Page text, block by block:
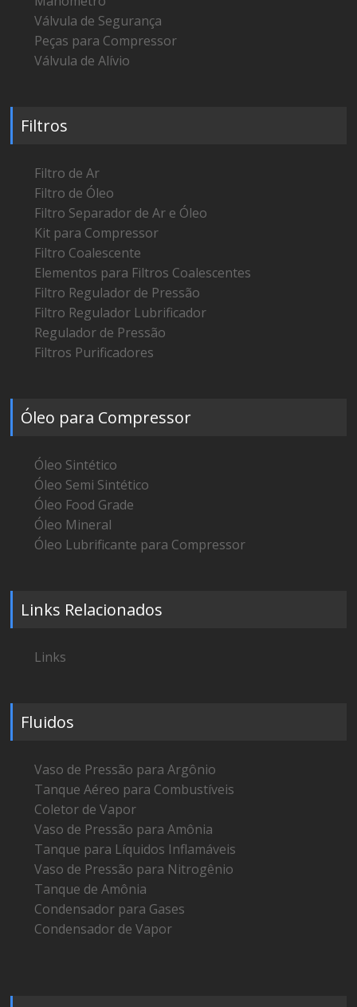
Válvula de Segurança
Peças para Compressor
Válvula de Alívio
Filtros
Filtro de Ar
Filtro de Óleo
Filtro Separador de Ar e Óleo
Kit para Compressor
Filtro Coalescente
Elementos para Filtros Coalescentes
Filtro Regulador de Pressão
Filtro Regulador Lubrificador
Regulador de Pressão
Filtros Purificadores
Óleo para Compressor
Óleo Sintético
Óleo Semi Sintético
Óleo Food Grade
Óleo Mineral
Óleo Lubrificante para Compressor
Links Relacionados
Links
Fluidos
Vaso de Pressão para Argônio
Tanque Aéreo para Combustíveis
Coletor de Vapor
Vaso de Pressão para Amônia
Tanque para Líquidos Inflamáveis
Vaso de Pressão para Nitrogênio
Tanque de Amônia
Condensador para Gases
Condensador de Vapor